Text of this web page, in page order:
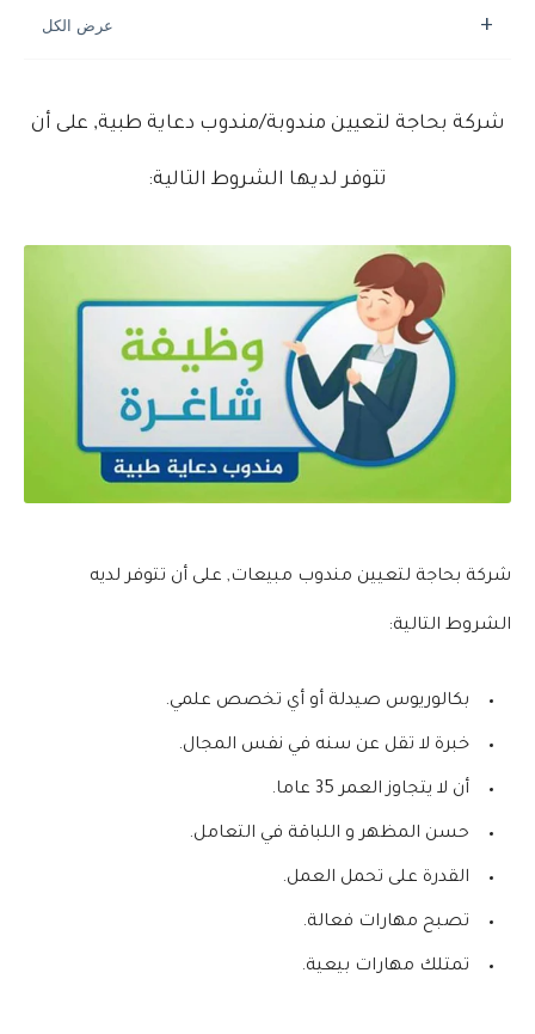
شركة بحاجة لتعيين مندوبة/مندوب دعاية طبية, على أن
تتوفر لديها الشروط التالية:
شركة بحاجة لتعيين مندوب مبيعات, على أن تتوفر لديه
الشروط التالية:
بكالوريوس صيدلة أو أي تخصص علمي.
خبرة لا تقل عن سنه في نفس المجال.
أن لا يتجاوز العمر 35 عاما.
حسن المظهر و اللباقة في التعامل.
القدرة على تحمل العمل.
تصبح مهارات فعالة.
تمتلك مهارات بيعية.